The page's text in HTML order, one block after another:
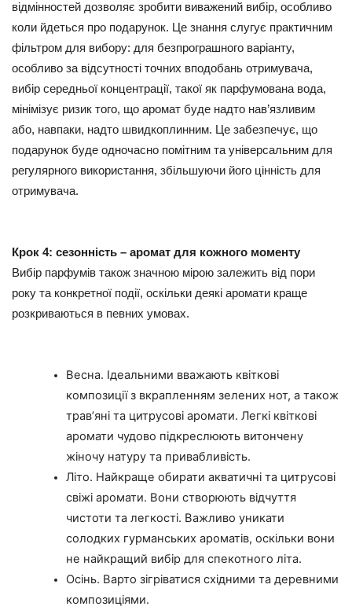
відмінностей дозволяє зробити виважений вибір, особливо
коли йдеться про подарунок. Це знання слугує практичним
фільтром для вибору: для безпрограшного варіанту,
особливо за відсутності точних вподобань отримувача,
вибір середньої концентрації, такої як парфумована вода,
мінімізує ризик того, що аромат буде надто нав’язливим
або, навпаки, надто швидкоплинним. Це забезпечує, що
подарунок буде одночасно помітним та універсальним для
регулярного використання, збільшуючи його цінність для
отримувача.
Крок 4: сезонність – аромат для кожного моменту
Вибір парфумів також значною мірою залежить від пори
року та конкретної події, оскільки деякі аромати краще
розкриваються в певних умовах.
Весна. Ідеальними вважають квіткові
композиції з вкрапленням зелених нот, а також
трав’яні та цитрусові аромати. Легкі квіткові
аромати чудово підкреслюють витончену
жіночу натуру та привабливість.
Літо. Найкраще обирати акватичні та цитрусові
свіжі аромати. Вони створюють відчуття
чистоти та легкості. Важливо уникати
солодких гурманських ароматів, оскільки вони
не найкращий вибір для спекотного літа.
Осінь. Варто зігріватися східними та деревними
композиціями.